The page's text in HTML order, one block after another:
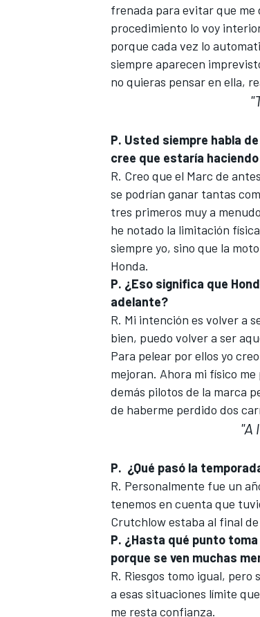
frenada para evitar que me
procedimiento lo voy
porque cada vez lo
siempre aparecen
no quieras pensar en ella,
P. Usted siempre habla
cree que estaría
R. Creo que el Marc de
se podrían ganar tantas
tres primeros muy a
he notado la limitación
siempre yo, sino que la
Honda.
P. ¿Eso significa que
adelante?
R. Mi intención es volver a
bien, puedo volver a ser
Para pelear por ellos yo
mejoran. Ahora mi físico
demás pilotos de la marca
de haberme perdido dos
"A
P. ¿Qué pasó la
R. Personalmente fue un
tenemos en cuenta que
Crutchlowestaba al final
P. ¿Hasta qué punto
porque se ven muchas
R. Riesgos tomo igual,
a esas situaciones límite
me resta confianza.